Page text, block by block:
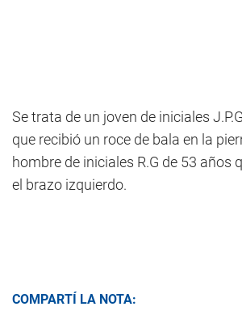
Se trata de un joven de iniciales
que recibió un roce de bala en la
hombre de iniciales R.G de 53 años
el brazo izquierdo.
COMPARTÍ LA NOTA: